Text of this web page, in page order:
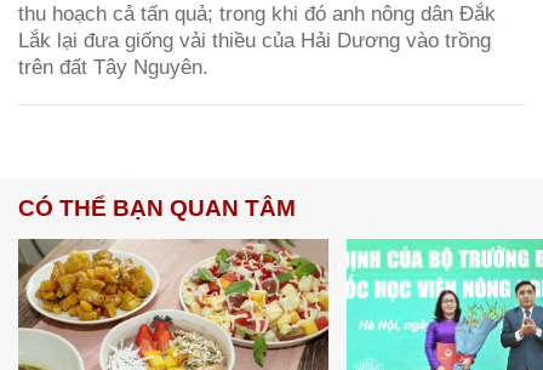
thu hoạch cả tấn quả; trong khi đó anh nông dân Đắk
Lắk lại đưa giống vải thiều của Hải Dương vào trồng
trên đất Tây Nguyên.
CÓ THỂ BẠN QUAN TÂM